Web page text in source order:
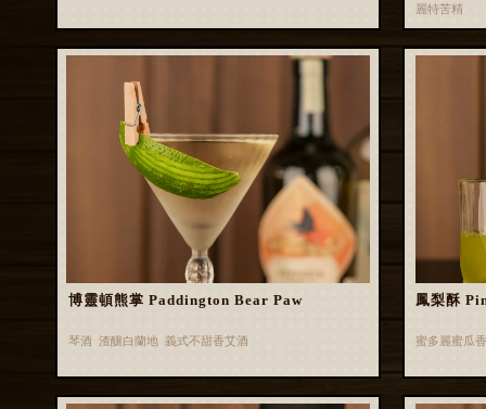
麗特苦精
博靈頓熊掌 Paddington Bear Paw
琴酒 渣釀白蘭地 義式不甜香艾酒
鳳梨酥
蜜多麗蜜瓜